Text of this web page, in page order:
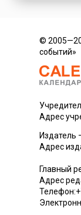
©
событий»
Адрес
Издатель
Адрес
Главный
Адрес
Телефон: